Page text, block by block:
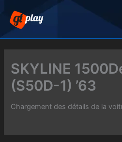
contenu
SKYLINE
(S50D-1) ’63
Chargement des détails de la